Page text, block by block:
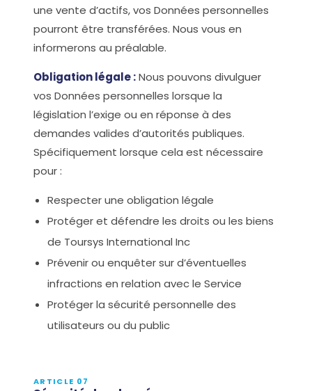
une vente d’actifs, vos Données personnelles
pourront être transférées. Nous vous en
informerons au préalable.
Obligation légale :Nous pouvons divulguer
vos Données personnelles lorsque la
législation l’exige ou en réponse à des
demandes valides d’autorités publiques.
Spécifiquement lorsque cela est nécessaire
pour :
Respecter une obligation légale
Protéger et défendre les droits ou les biens
de Toursys International Inc
Prévenir ou enquêter sur d’éventuelles
infractions en relation avec le Service
Protéger la sécurité personnelle des
utilisateurs ou du public
ARTICLE 07